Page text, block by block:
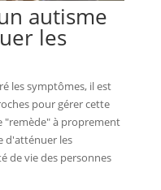
autisme
les
les symptômes, il est
pour gérer cette
"remède" à proprement
d'atténuer les
de vie des personnes